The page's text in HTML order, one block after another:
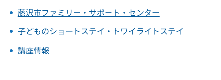
藤沢市ファミリー・サポート・センター
子どものショートステイ・トワイライトステイ
講座情報